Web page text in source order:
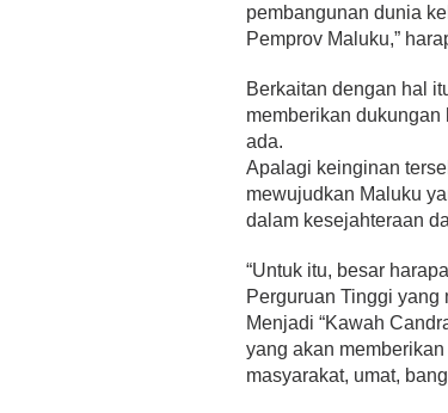
pembangunan dunia
Pemprov Maluku,”
Berkaitan dengan hal
memberikan
ada.
Apalagi keinginan
mewujudkan Maluku
dalam kesejahteraan
“Untuk itu, besar
Perguruan Tinggi yang
Menjadi “Kawah
yang akan
masyarakat, umat,